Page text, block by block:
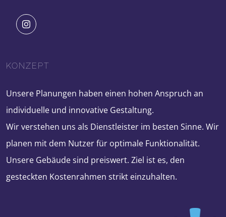
KONZEPT
Unsere Planungen haben einen hohen Anspruch an
individuelle und innovative Gestaltung.
Wir verstehen uns als Dienstleister im besten Sinne. Wir
planen mit dem Nutzer für optimale Funktionalität.
Unsere Gebäude sind preiswert. Ziel ist es, den
gesteckten Kostenrahmen strikt einzuhalten.